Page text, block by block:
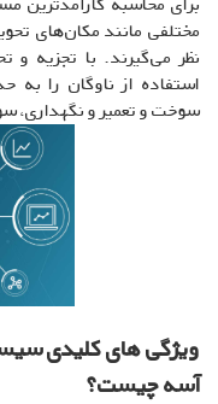
مختلفی مانند مکان‌های
نظر می‌گیرند. با تجزیه و
استفاده از ناوگان را به
سوخت و تعمیر و نگهداری،
ویژگی های کلیدی
آسه چیست؟